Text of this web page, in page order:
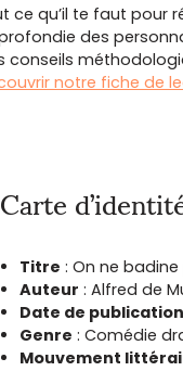
ce qu’il te faut pour
des
conseils
notre fiche de
Carte
Titre : On ne
Auteur : Alfred de
Date de publication
Genre : Comédie
Mouvement